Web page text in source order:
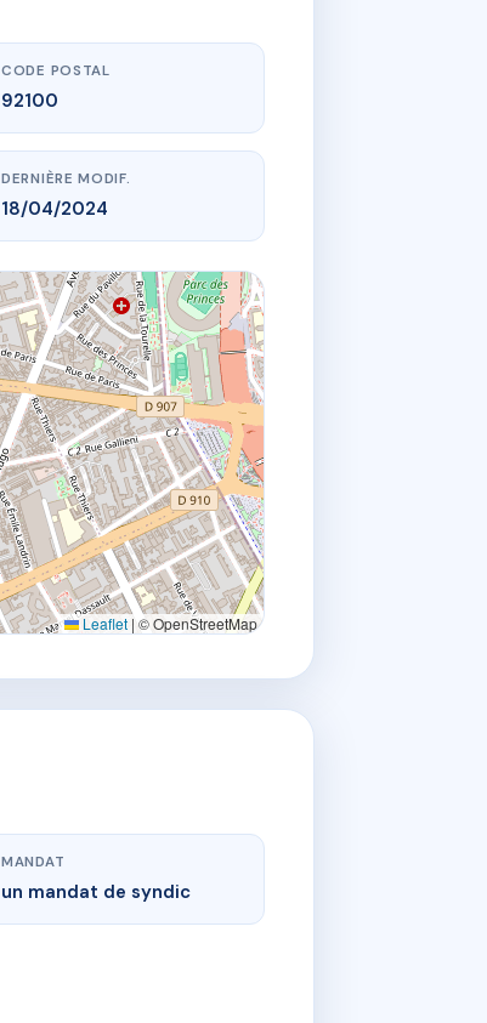
CODE POSTAL
92100
DERNIÈRE MODIF.
18/04/2024
Leaflet | © OpenStreetMap
MANDAT
un mandat de syndic